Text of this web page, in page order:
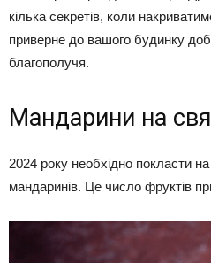
кілька секретів, коли
приверне до вашого будинку
благополучя.
Мандарини на
2024 року необхідно покласти
мандаринів. Це число фруктів